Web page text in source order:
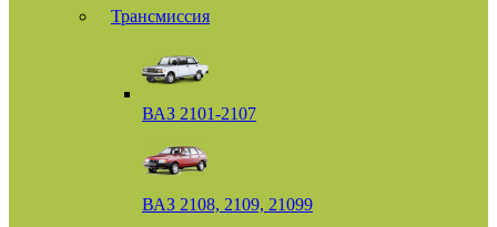
Трансмиссия
ВАЗ 2101-2107
ВАЗ 2108, 2109, 21099